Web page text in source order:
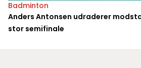
Badminton
Anders Antonsen udraderer
stor semifinale